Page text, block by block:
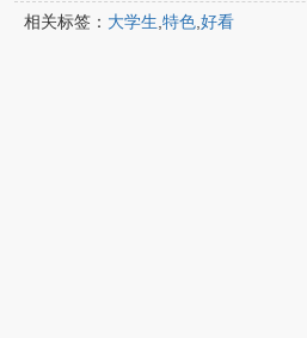
相关标签： 大学生 特色 好看